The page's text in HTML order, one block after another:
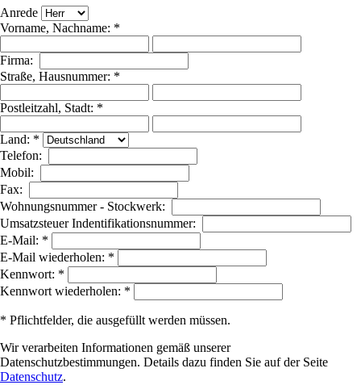
Anrede
Vorname, Nachname: *
Firma:
Straße, Hausnummer: *
Postleitzahl, Stadt: *
Land: *
Telefon:
Mobil:
Fax:
Wohnungsnummer - Stockwerk:
Umsatzsteuer Indentifikationsnummer:
E-Mail: *
E-Mail wiederholen: *
Kennwort: *
Kennwort wiederholen: *
* Pflichtfelder, die ausgefüllt werden müssen.
Wir verarbeiten Informationen gemäß unserer
Datenschutzbestimmungen. Details dazu finden Sie auf der Seite
Datenschutz.